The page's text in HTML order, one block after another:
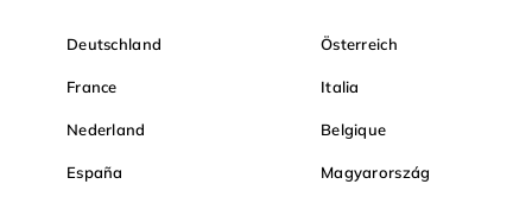
Deutschland Österreich
France Italia
Nederland Belgique
España Magyarország